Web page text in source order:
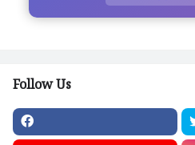
Follow Us